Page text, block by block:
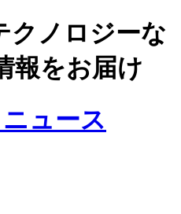
クノロジーな
報をお届け